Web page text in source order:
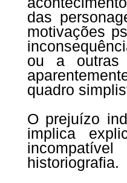
das
motivações
ou a outras
quadro
O prejuízo
implica
historiografia.